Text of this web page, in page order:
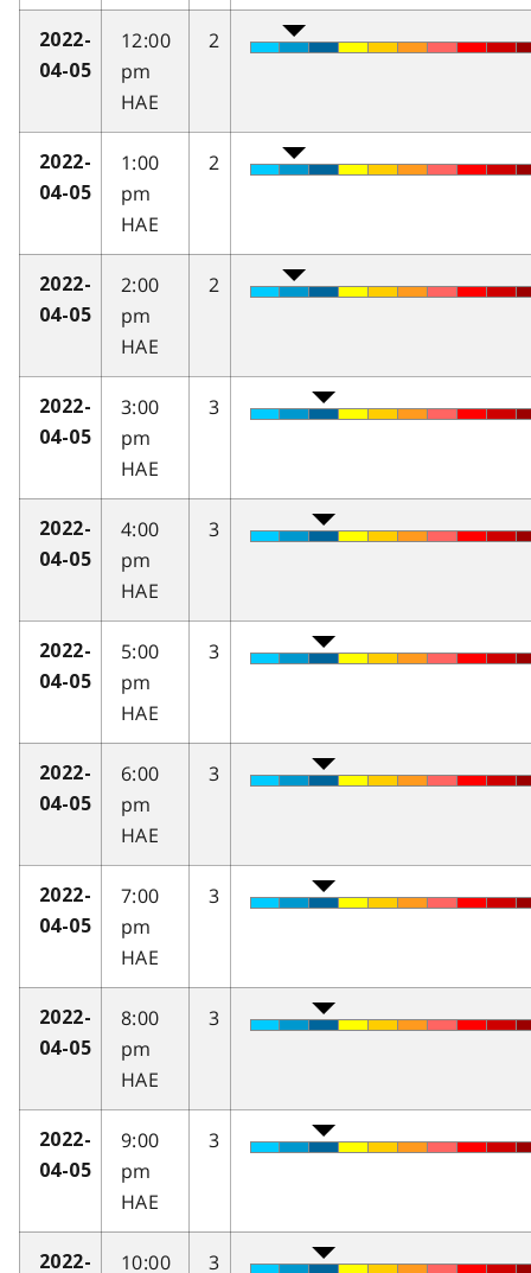
2022-
04-05
12:00
pm
HAE
2
2022-
04-05
1:00
pm
HAE
2
2022-
04-05
2:00
pm
HAE
2
2022-
04-05
3:00
pm
HAE
3
2022-
04-05
4:00
pm
HAE
3
2022-
04-05
5:00
pm
HAE
3
2022-
04-05
6:00
pm
HAE
3
2022-
04-05
7:00
pm
HAE
3
2022-
04-05
8:00
pm
HAE
3
2022-
04-05
9:00
pm
HAE
3
2022- 10:00 3